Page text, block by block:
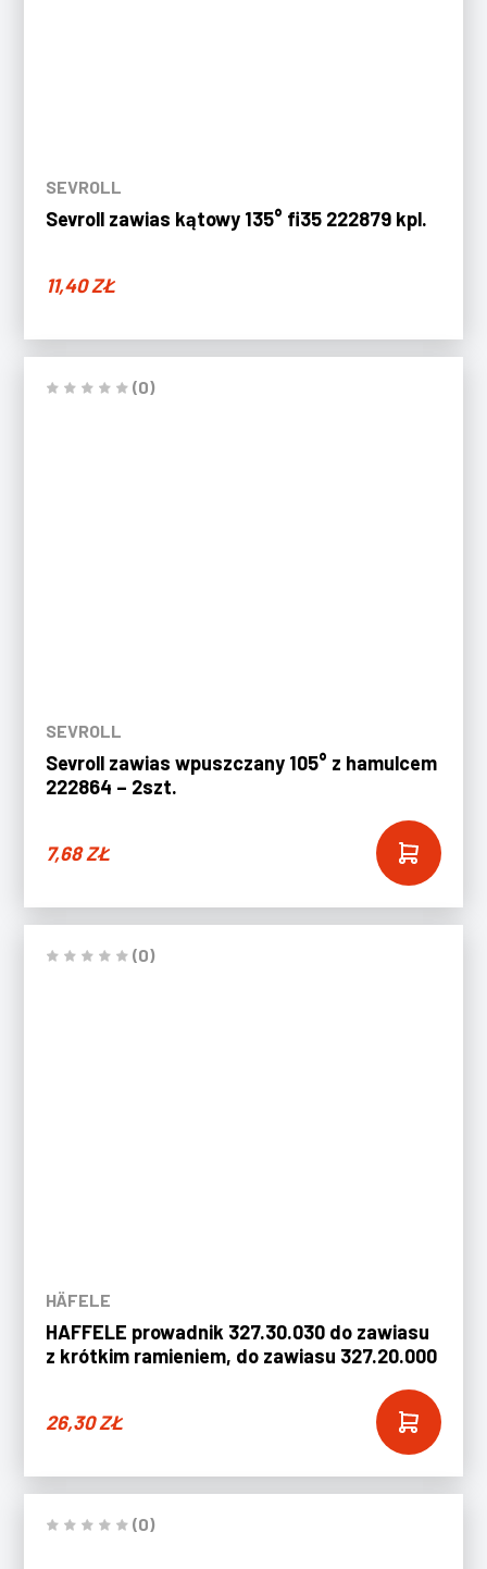
SEVROLL
Sevroll zawias kątowy 135° fi35 222879 kpl.
11,40ZŁ
(0)
SEVROLL
Sevroll zawias wpuszczany 105° z hamulcem
222864 – 2szt.
7,68ZŁ
(0)
HÄFELE
HAFFELE prowadnik 327.30.030 do zawiasu
z krótkim ramieniem, do zawiasu 327.20.000
26,30ZŁ
(0)